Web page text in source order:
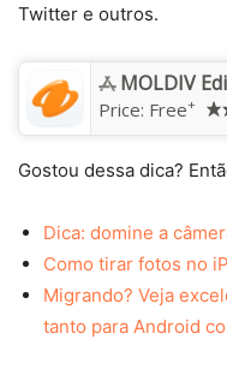
Twitter e outros.
MOLDIV
Price: Free+
Gostou dessa dica?
Dica: domine a
Como tirar fotos no
Migrando? Veja
tanto para Android